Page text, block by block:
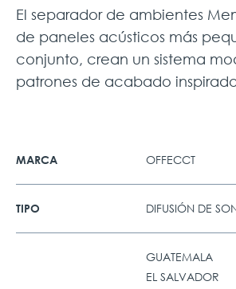
El separador de ambientes
de paneles acústicos más
conjunto, crean un sistema
patrones de acabado
MARCA OFFECCT
TIPO DIFUSIÓN DE
GUATEMALA
EL SALVADOR